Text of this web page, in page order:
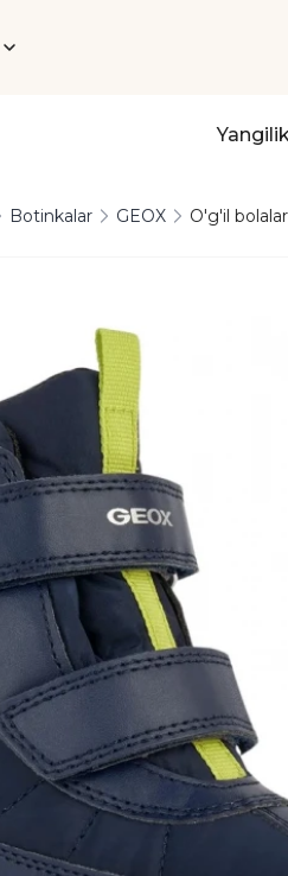
Botinkalar GEOX O'g'il